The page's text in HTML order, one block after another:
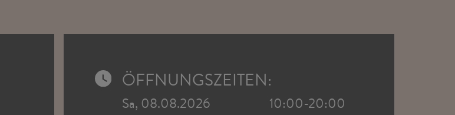
ÖFFNUNGSZEITEN:
Sa, 08.08.2026
10:00-20:00